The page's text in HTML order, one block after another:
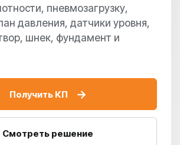
пневмозагрузку,
давления, датчики уровня,
шнек, фундамент и
Получить КП →
Смотреть решение